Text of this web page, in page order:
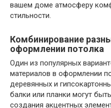
вашем доме атмосферу
стильности.
Комбинирование
оформлении потолка
Один из популярных
материалов в оформлении
деревянных и
балки или планки могут
создания акцентных